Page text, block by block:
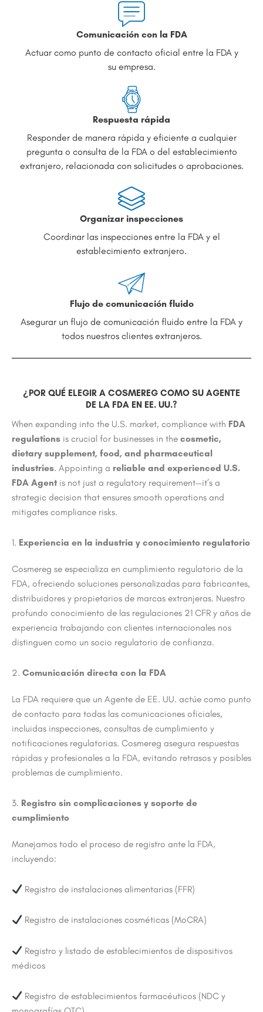
Comunicación con la FDA
Actuar como punto de contacto oficial entre la FDA y
su empresa.
Respuesta rápida
Responder de manera rápida y eficiente a cualquier
pregunta o consulta de la FDA o del establecimiento
extranjero, relacionada con solicitudes o aprobaciones.
Organizar inspecciones
Coordinar las inspecciones entre la FDA y el
establecimiento extranjero.
Flujo de comunicación fluido
Asegurar un flujo de comunicación fluido entre la FDA y
todos nuestros clientes extranjeros.
¿POR QUÉ ELEGIR A COSMEREG COMO SU AGENTE
DE LA FDA EN EE. UU.?
When expanding into the U.S. market, compliance with FDA
regulations is crucial for businesses in the cosmetic,
dietary supplement, food, and pharmaceutical
industries. Appointing a reliable and experienced U.S.
FDA Agent is not just a regulatory requirement—it’s a
strategic decision that ensures smooth operations and
mitigates compliance risks.
1. Experiencia en la industria y conocimiento regulatorio
Cosmereg se especializa en cumplimiento regulatorio de la
FDA, ofreciendo soluciones personalizadas para fabricantes,
distribuidores y propietarios de marcas extranjeras. Nuestro
profundo conocimiento de las regulaciones 21 CFR y años de
experiencia trabajando con clientes internacionales nos
distinguen como un socio regulatorio de confianza.
2. Comunicación directa con la FDA
La FDA requiere que un Agente de EE. UU. actúe como punto
de contacto para todas las comunicaciones oficiales,
incluidas inspecciones, consultas de cumplimiento y
notificaciones regulatorias. Cosmereg asegura respuestas
rápidas y profesionales a la FDA, evitando retrasos y posibles
problemas de cumplimiento.
3. Registro sin complicaciones y soporte de
cumplimiento
Manejamos todo el proceso de registro ante la FDA,
incluyendo:
Registro de instalaciones alimentarias (FFR)
Registro de instalaciones cosméticas (MoCRA)
Registro y listado de establecimientos de dispositivos
médicos
Registro de establecimientos farmacéuticos (NDC y